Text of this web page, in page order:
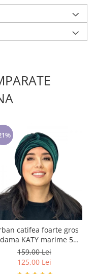
catifea foarte gros
KATY marime 58-
60, captuseala polar,
culoare verde emerald
159,00 Lei
125,00 Lei